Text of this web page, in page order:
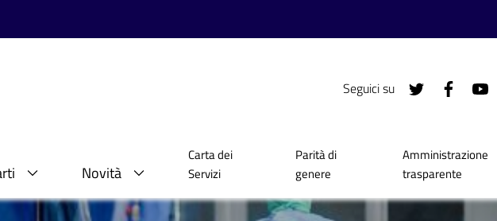
Seguici su
Novità
Carta dei
Servizi
Parità di
genere
Amministrazione
trasparente